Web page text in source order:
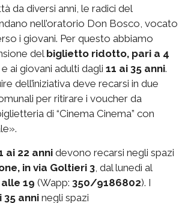
da diversi anni, le radici del
nell’oratorio Don Bosco, vocato
i giovani. Per questo abbiamo
del biglietto ridotto, pari a 4
e ai giovani adulti dagli 11 ai 35 anni.
dell’iniziativa deve recarsi in due
per ritirare i voucher da
di “Cinema Cinema” con
ai 22 annidevono recarsi negli spazi
in via Goltieri 3 , dal lunedì al
19 (Wapp: 350/9186802). I
35 anni negli spazi